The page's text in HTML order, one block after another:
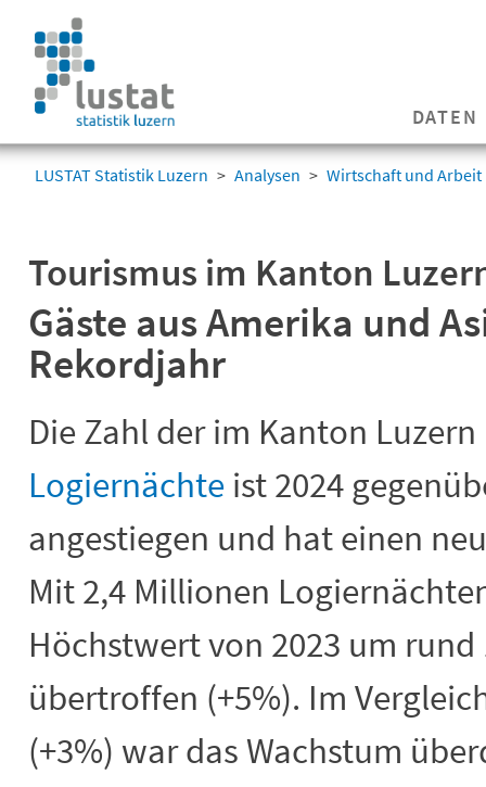
DATEN
LUSTAT Statistik Luzern Analysen Wirtschaft und Arbeit
Tourismus im Kanton
Gäste aus Amerika und
Rekordjahr
Die Zahl der im Kanton
Logiernächte ist 2024
angestiegen und hat einen
Mit 2,4 Millionen
Höchstwert von 2023 um
übertroffen (+5%). Im
(+3%) war das Wachstum